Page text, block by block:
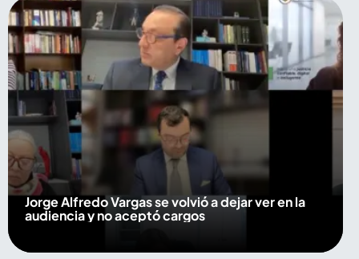
Jorge Alfredo Vargas se volvió a dejar ver en la
audiencia y no aceptó cargos